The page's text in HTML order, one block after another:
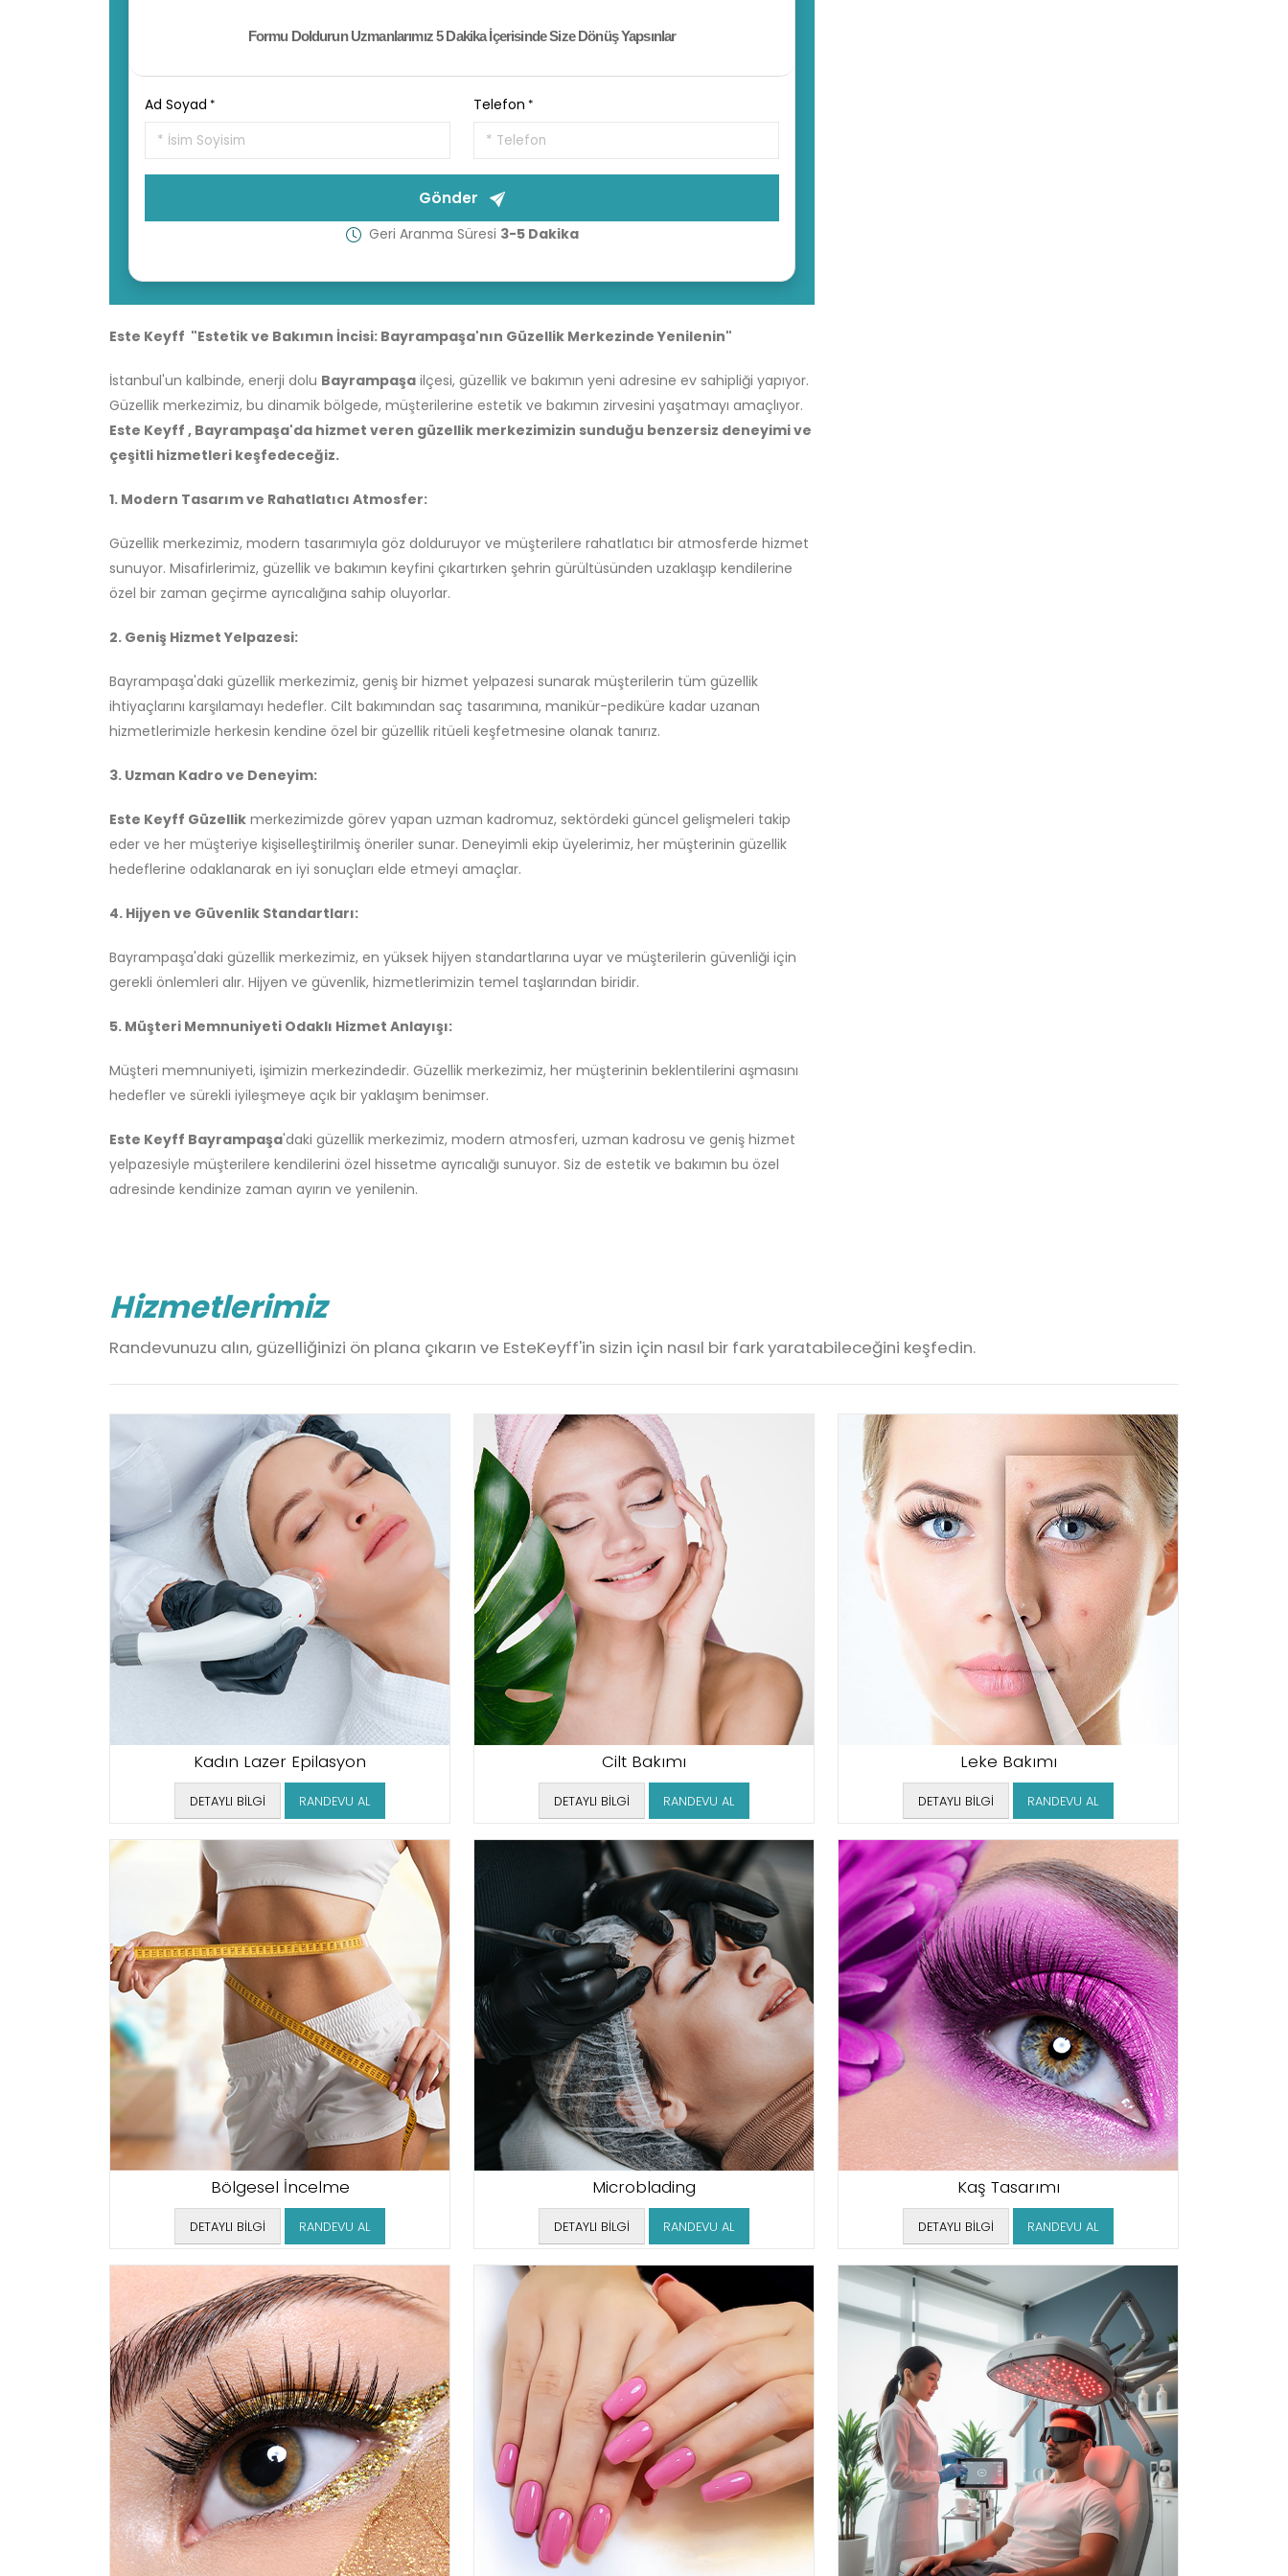
Formu Doldurun Uzmanlarımız 5 Dakika İçerisinde Size Dönüş Yapsınlar
Ad Soyad Telefon
Gönder
Geri Aranma Süresi 3-5 Dakika
Este Keyff "Estetik ve Bakımın İncisi: Bayrampaşa'nın Güzellik Merkezinde Yenilenin"
İstanbul'un kalbinde, enerji dolu Bayrampaşa ilçesi, güzellik ve bakımın yeni adresine ev sahipliği yapıyor.
Güzellik merkezimiz, bu dinamik bölgede, müşterilerine estetik ve bakımın zirvesini yaşatmayı amaçlıyor.
Este Keyff , Bayrampaşa'da hizmet veren güzellik merkezimizin sunduğu benzersiz deneyimi ve
çeşitli hizmetleri keşfedeceğiz.
1. Modern Tasarım ve Rahatlatıcı Atmosfer:
Güzellik merkezimiz, modern tasarımıyla göz dolduruyor ve müşterilere rahatlatıcı bir atmosferde hizmet
sunuyor. Misafirlerimiz, güzellik ve bakımın keyfini çıkartırken şehrin gürültüsünden uzaklaşıp kendilerine
özel bir zaman geçirme ayrıcalığına sahip oluyorlar.
2. Geniş Hizmet Yelpazesi:
Bayrampaşa'daki güzellik merkezimiz, geniş bir hizmet yelpazesi sunarak müşterilerin tüm güzellik
ihtiyaçlarını karşılamayı hedefler. Cilt bakımından saç tasarımına, manikür-pediküre kadar uzanan
hizmetlerimizle herkesin kendine özel bir güzellik ritüeli keşfetmesine olanak tanırız.
3. Uzman Kadro ve Deneyim:
Este Keyff Güzellik merkezimizde görev yapan uzman kadromuz, sektördeki güncel gelişmeleri takip
eder ve her müşteriye kişiselleştirilmiş öneriler sunar. Deneyimli ekip üyelerimiz, her müşterinin güzellik
hedeflerine odaklanarak en iyi sonuçları elde etmeyi amaçlar.
4. Hijyen ve Güvenlik Standartları:
Bayrampaşa'daki güzellik merkezimiz, en yüksek hijyen standartlarına uyar ve müşterilerin güvenliği için
gerekli önlemleri alır. Hijyen ve güvenlik, hizmetlerimizin temel taşlarından biridir.
5. Müşteri Memnuniyeti Odaklı Hizmet Anlayışı:
Müşteri memnuniyeti, işimizin merkezindedir. Güzellik merkezimiz, her müşterinin beklentilerini aşmasını
hedefler ve sürekli iyileşmeye açık bir yaklaşım benimser.
Este Keyff Bayrampaşa'daki güzellik merkezimiz, modern atmosferi, uzman kadrosu ve geniş hizmet
yelpazesiyle müşterilere kendilerini özel hissetme ayrıcalığı sunuyor. Siz de estetik ve bakımın bu özel
adresinde kendinize zaman ayırın ve yenilenin.
Hizmetlerimiz
Randevunuzu alın, güzelliğinizi ön plana çıkarın ve EsteKeyff'in sizin için nasıl bir fark yaratabileceğini keşfedin.
Kadın Lazer Epilasyon
DETAYLI BİLGİ RANDEVU AL
Cilt Bakımı
DETAYLI BİLGİ RANDEVU AL
Leke Bakımı
DETAYLI BİLGİ RANDEVU AL
Bölgesel İncelme
DETAYLI BİLGİ RANDEVU AL
Microblading
DETAYLI BİLGİ RANDEVU AL
Kaş Tasarımı
DETAYLI BİLGİ RANDEVU AL